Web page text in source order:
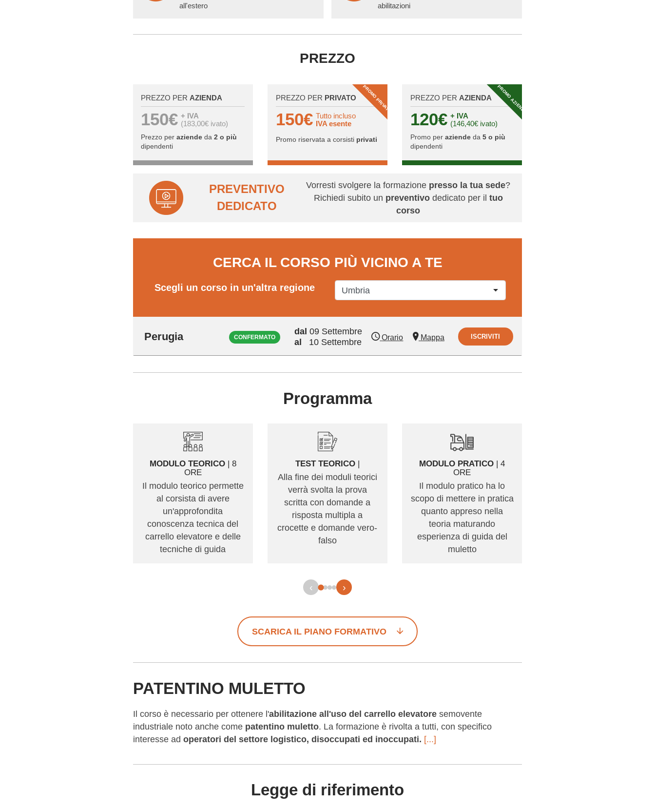
all'estero
abilitazioni
PREZZO
PREZZO PER AZIENDA
150€ + IVA
(183,00€ ivato)
Prezzo peraziende da2 o più
dipendenti
PROMO PRIVATI
PREZZO PER PRIVATO
150€ Tutto incluso
IVA esente
Promo riservata a corsisti privati
PROMO AZIENDA
PREZZO PER AZIENDA
120€ + IVA
(146,40€ ivato)
Promo per aziendeda 5 o più
dipendenti
PREVENTIVO
DEDICATO
Vorresti svolgere la formazione presso la tua sede?
Richiedi subito un preventivodedicato per il tuo
corso
CERCA IL CORSO PIÙ VICINO A TE
Scegli un corso in un'altra regione
Perugia CONFERMATO
dal 09 Settembre
al
10 Settembre Orario Mappa ISCRIVITI
Programma
MODULO TEORICO| 8
ORE
Il modulo teorico permette
al corsista di avere
un'approfondita
conoscenza tecnica del
carrello elevatore e delle
tecniche di guida
TEST TEORICO|
Alla fine dei moduli teorici
verrà svolta la prova
scritta con domande a
risposta multipla a
crocette e domande vero-
falso
MODULO PRATICO | 4
ORE
Il modulo pratico ha lo
scopo di mettere in pratica
quanto appreso nella
teoria maturando
esperienza di guida del
muletto
‹ ›
SCARICA IL PIANO FORMATIVO
PATENTINO MULETTO
Il corso è necessario per ottenere l'abilitazione all'uso del carrello elevatoresemovente
industriale noto anche come patentino muletto. La formazione è rivolta a tutti, con specifico
interesse ad operatori del settore logistico, disoccupati ed inoccupati. [...]
Legge di riferimento